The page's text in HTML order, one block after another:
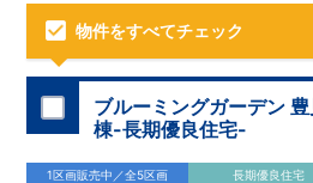
物件をすべてチェック
ブルーミングガーデン
棟-長期優良住宅-
1区画販売中／全5区画 長期優良住宅